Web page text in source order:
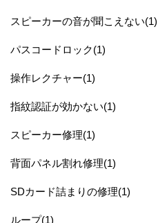
スピーカーの音が聞こえない(1)
パスコードロック(1)
操作レクチャー(1)
指紋認証が効かない(1)
スピーカー修理(1)
背面パネル割れ修理(1)
SDカード詰まりの修理(1)
ループ(1)